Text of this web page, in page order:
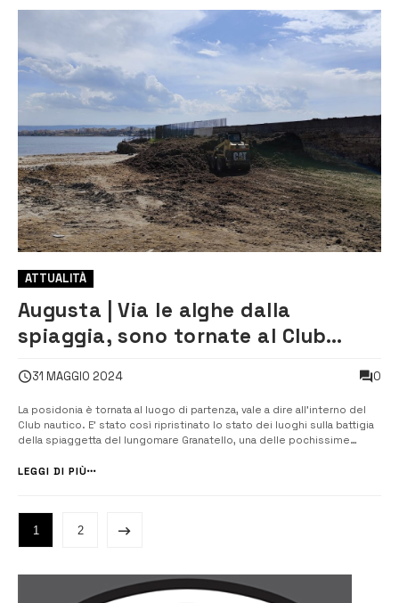
ATTUALITÀ
Augusta | Via le alghe dalla
spiaggia, sono tornate al Club
31 MAGGIO 2024 0
La posidonia è tornata al luogo di partenza, vale a dire all’interno del
Club nautico. E’ stato così ripristinato lo stato dei luoghi sulla battigia
della spiaggetta del lungomare Granatello, una delle pochissime
dall’ammasso di alghe depositato illegittimamente nei giorni scorsi ...
LEGGI DI PIÙ
1 2